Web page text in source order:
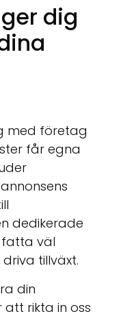
dig
med företag
får egna
dedikerade
väl
tillväxt.
din
rikta in oss